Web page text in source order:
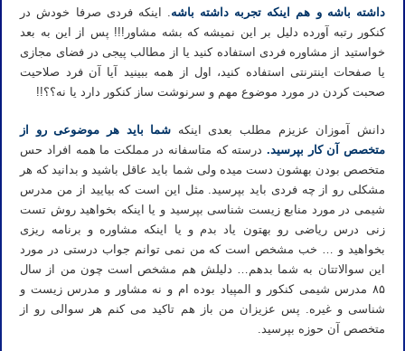
داشته باشه و هم اینکه تجربه داشته باشه. اینکه فردی صرفا خودش در
کنکور رتبه آورده دلیل بر این نمیشه که بشه مشاور!!! پس از این به بعد
خواستید از مشاوره فردی استفاده کنید یا از مطالب پیجی در فضای مجازی
یا صفحات اینترنتی استفاده کنید، اول از همه ببینید آیا آن فرد صلاحیت
صحبت کردن در مورد موضوع مهم و سرنوشت ساز کنکور دارد یا نه؟؟!!
دانش آموزان عزیزم مطلب بعدی اینکه شما باید هر موضوعی رو از
متخصص آن کار بپرسید. درسته که متاسفانه در مملکت ما همه افراد حس
متخصص بودن بهشون دست میده ولی شما باید عاقل باشید و بدانید که هر
مشکلی رو از چه فردی باید بپرسید. مثل این است که بیایید از من مدرس
شیمی در مورد منابع زیست شناسی بپرسید و یا اینکه بخواهید روش تست
زنی درس ریاضی رو بهتون یاد بدم و یا اینکه مشاوره و برنامه ریزی
بخواهید و … خب مشخص است که من نمی توانم جواب درستی در مورد
این سوالاتتان به شما بدهم… دلیلش هم مشخص است چون من از سال
۸۵ مدرس شیمی کنکور و المپیاد بوده ام و نه مشاور و مدرس زیست و
شناسی و غیره. پس عزیزان من باز هم تاکید می کنم هر سوالی رو از
متخصص آن حوزه بپرسید.